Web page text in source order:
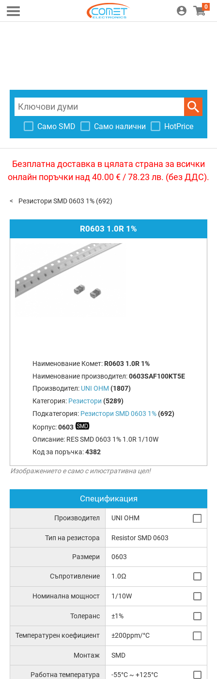
0
Само SMD Само налични HotPrice
Безплатна доставка в цялата страна за всички
онлайн поръчки над 40.00 € / 78.23 лв. (без ДДС).
Резистори SMD 0603 1% (692)
R0603 1.0R 1%
Наименование Комет: R0603 1.0R 1%
Наименование производител:0603SAF100KT5E
Производител: UNI OHM (1807)
Категория: Резистори (5289)
Подкатегория: Резистори SMD 0603 1% (692)
Корпус:0603
Описание: RES SMD 0603 1% 1.0R 1/10W
Код за поръчка:4382
Изображението е само с илюстративна цел!
Спецификация
Производител UNI OHM
Тип на резистора Resistor SMD 0603
Размери 0603
Съпротивление 1.0Ω
Номинална мощност 1/10W
Толеранс ±1%
Температурен коефициент ±200ppm/°C
Монтаж SMD
Работна температура -55°C ~ +125°C